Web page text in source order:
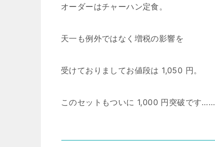
オーダーはチャーハン定食。
天一も例外ではなく増税の影響を
受けておりましてお値段は 1,050 円。
このセットもついに 1,000 円突破です……